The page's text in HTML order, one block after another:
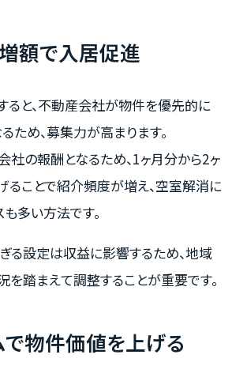
額で入居促進
ると、不動産会社が物件を優先的に
ため、募集力が高まります。
社の報酬となるため、1ヶ月分から2ヶ
ることで紹介頻度が増え、空室解消に
多い方法です。
る設定は収益に影響するため、地域
踏まえて調整することが重要です。
で物件価値を上げる